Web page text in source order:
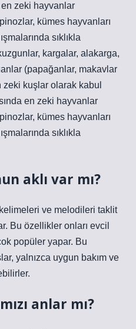
zeki hayvanlar
kümes hayvanları
sıklıkla
kargalar, alakarga,
(papağanlar, makavlar
kuşlar olarak kabul
en zeki hayvanlar
kümes hayvanları
sıklıkla
aklı var mı?
ve melodileri taklit
Bu özellikler onları evcil
popüler yapar. Bu
yalnızca uygun bakım ve
anlar mı?